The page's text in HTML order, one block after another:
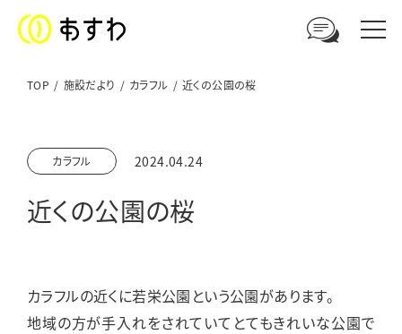
ご相談やお問い合わせはこちら
電話からのお問い合わせ
ウェブからのお問い合わせ
TOP 施設だより カラフル 近くの公園の桜
カラフル 2024.04.24
近くの公園の桜
カラフルの近くに若栄公園という公園があります。
地域の方が手入れをされていてとてもきれいな公園で